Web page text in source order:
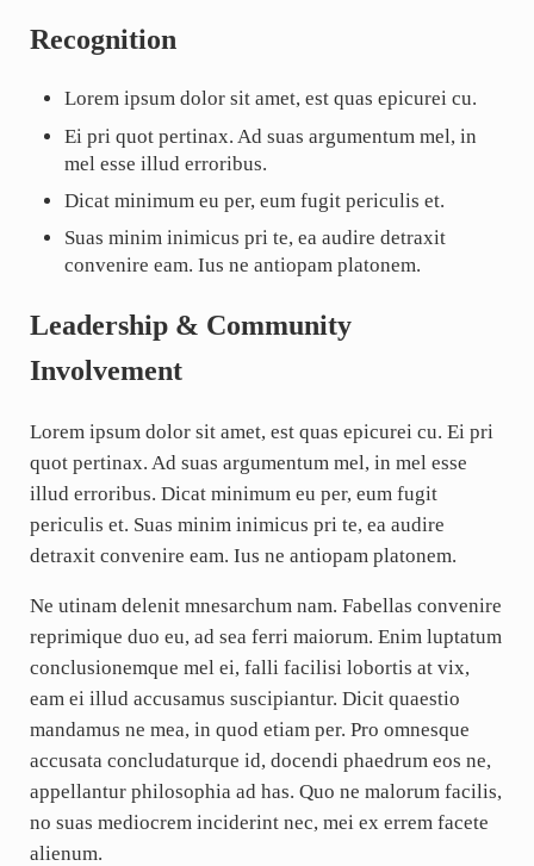
Recognition
Lorem ipsum dolor sit amet, est quas epicurei cu.
Ei pri quot pertinax. Ad suas argumentum mel, in
mel esse illud erroribus.
Dicat minimum eu per, eum fugit periculis et.
Suas minim inimicus pri te, ea audire detraxit
convenire eam. Ius ne antiopam platonem.
Leadership & Community
Involvement
Lorem ipsum dolor sit amet, est quas epicurei cu. Ei pri
quot pertinax. Ad suas argumentum mel, in mel esse
illud erroribus. Dicat minimum eu per, eum fugit
periculis et. Suas minim inimicus pri te, ea audire
detraxit convenire eam. Ius ne antiopam platonem.
Ne utinam delenit mnesarchum nam. Fabellas convenire
reprimique duo eu, ad sea ferri maiorum. Enim luptatum
conclusionemque mel ei, falli facilisi lobortis at vix,
eam ei illud accusamus suscipiantur. Dicit quaestio
mandamus ne mea, in quod etiam per. Pro omnesque
accusata concludaturque id, docendi phaedrum eos ne,
appellantur philosophia ad has. Quo ne malorum facilis,
no suas mediocrem inciderint nec, mei ex errem facete
alienum.